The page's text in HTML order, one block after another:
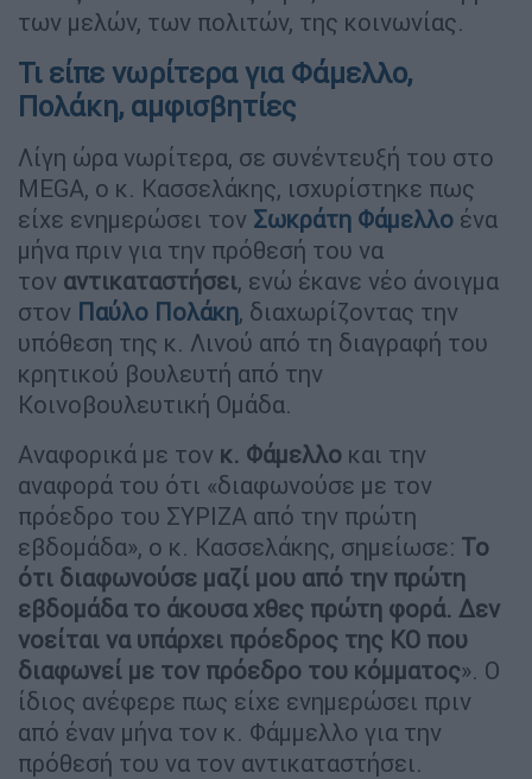
των μελών, των πολιτών, της κοινωνίας.
Τι είπε νωρίτερα για Φάμελλο,
Πολάκη, αμφισβητίες
Λίγη ώρα νωρίτερα, σε συνέντευξή του στο
MEGA, ο κ. Κασσελάκης, ισχυρίστηκε πως
είχε ενημερώσει τον Σωκράτη Φάμελλο ένα
μήνα πριν για την πρόθεσή του να
τον αντικαταστήσει, ενώ έκανε νέο άνοιγμα
στον Παύλο Πολάκη, διαχωρίζοντας την
υπόθεση της κ. Λινού από τη διαγραφή του
κρητικού βουλευτή από την
Κοινοβουλευτική Ομάδα.
Αναφορικά με τον κ. Φάμελλο και την
αναφορά του ότι «διαφωνούσε με τον
πρόεδρο του ΣΥΡΙΖΑ από την πρώτη
εβδομάδα», ο κ. Κασσελάκης, σημείωσε: Το
ότι διαφωνούσε μαζί μου από την πρώτη
εβδομάδα το άκουσα χθες πρώτη φορά. Δεν
νοείται να υπάρχει πρόεδρος της ΚΟ που
διαφωνεί με τον πρόεδρο του κόμματος». Ο
ίδιος ανέφερε πως είχε ενημερώσει πριν
από έναν μήνα τον κ. Φάμμελλο για την
πρόθεσή του να τον αντικαταστήσει.